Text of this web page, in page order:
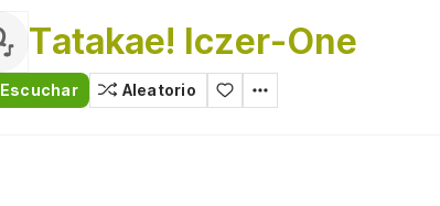
Tatakae! Iczer-One
Escuchar Aleatorio